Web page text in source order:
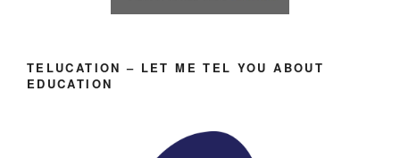
TELUCATION – LET ME TEL YOU ABOUT
EDUCATION